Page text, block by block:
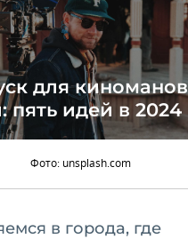
для
пять идей в 2024
Фото: unsplash.com
в города, где